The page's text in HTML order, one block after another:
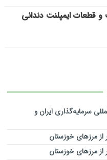
و قطعات ایمپلنت دندانی
سرمایه‌گذاری ایران و